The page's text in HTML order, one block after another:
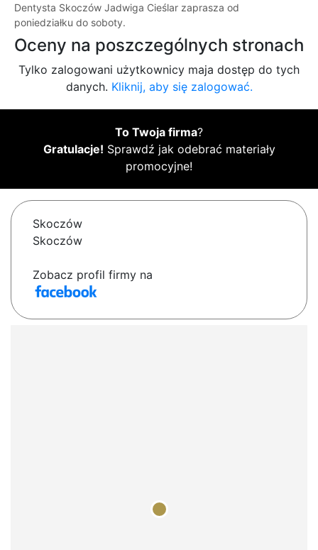
Dentysta Skoczów Jadwiga Cieślar zaprasza od
poniedziałku do soboty.
Oceny na poszczególnych stronach
Tylko zalogowani użytkownicy maja dostęp do tych
danych. Kliknij, aby się zalogować.
To Twoja firma?
Gratulacje! Sprawdź jak odebrać materiały
promocyjne!
Skoczów
Skoczów
Zobacz profil firmy na